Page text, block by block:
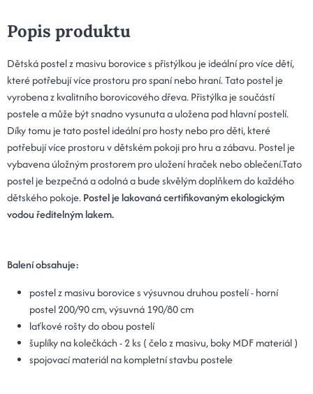
Popis produktu
Dětská postel z masivu borovice s přistýlkou je ideální pro více dětí,
které potřebují více prostoru pro spaní nebo hraní. Tato postel je
vyrobena z kvalitního borovicového dřeva. Přistýlka je součástí
postele a může být snadno vysunuta a uložena pod hlavní postelí.
Díky tomu je tato postel ideální pro hosty nebo pro děti, které
potřebují více prostoru v dětském pokoji pro hru a zábavu. Postel je
vybavena úložným prostorem pro uložení hraček nebo oblečení.Tato
postel je bezpečná a odolná a bude skvělým doplňkem do každého
dětského pokoje.Postel je lakovaná certifikovaným ekologickým
vodou ředitelným lakem.
Balení obsahuje:
postel z masivu borovice s výsuvnou druhou postelí - horní
postel 200/90 cm, výsuvná 190/80 cm
laťkové rošty do obou postelí
šuplíky na kolečkách - 2 ks ( čelo z masivu, boky MDF materiál )
spojovací materiál na kompletní stavbu postele